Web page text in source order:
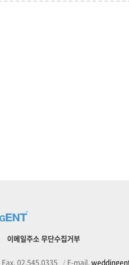
이메일주소 무단수집거부
Fax. 02.545.0335 | E-mail.